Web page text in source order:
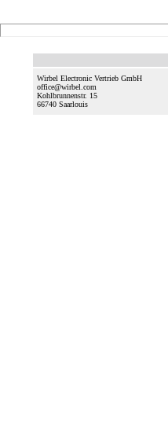
Wirbel Electronic Vertrieb GmbH
office@wirbel.com
Kohlbrunnenstr. 15
66740 Saarlouis